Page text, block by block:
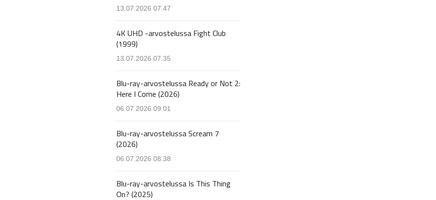
13.07.2026 07.47
4K UHD -arvostelussa Fight Club
(1999)
13.07.2026 07.35
Blu-ray-arvostelussa Ready or Not 2:
Here I Come (2026)
06.07.2026 09.01
Blu-ray-arvostelussa Scream 7
(2026)
06.07.2026 08.38
Blu-ray-arvostelussa Is This Thing
On? (2025)